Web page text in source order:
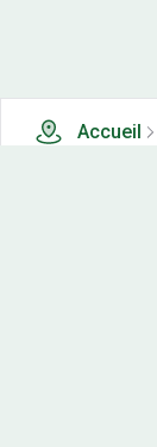
Accueil